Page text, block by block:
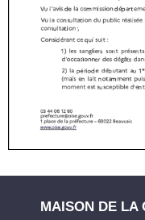
MAISON DE LA